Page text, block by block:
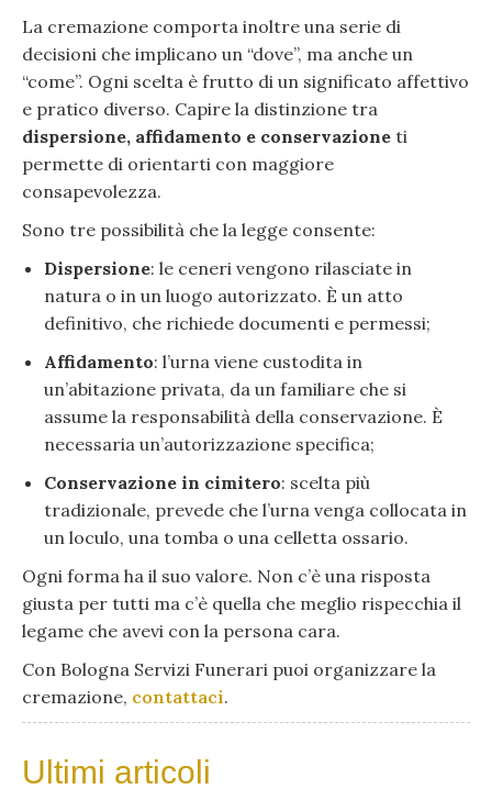
La cremazione comporta inoltre una serie di
decisioni che implicano un “dove”, ma anche un
“come”. Ogni scelta è frutto di un significato affettivo
e pratico diverso. Capire la distinzione tra
dispersione, affidamento e conservazione ti
permette di orientarti con maggiore
consapevolezza.
Sono tre possibilità che la legge consente:
Dispersione: le ceneri vengono rilasciate in
natura o in un luogo autorizzato. È un atto
definitivo, che richiede documenti e permessi;
Affidamento: l’urna viene custodita in
un’abitazione privata, da un familiare che si
assume la responsabilità della conservazione. È
necessaria un’autorizzazione specifica;
Conservazione in cimitero: scelta più
tradizionale, prevede che l’urna venga collocata in
un loculo, una tomba o una celletta ossario.
Ogni forma ha il suo valore. Non c’è una risposta
giusta per tutti ma c’è quella che meglio rispecchia il
legame che avevi con la persona cara.
Con Bologna Servizi Funerari puoi organizzare la
cremazione, contattaci.
Ultimi articoli